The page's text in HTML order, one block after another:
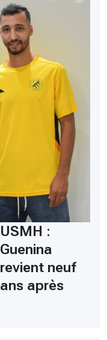
USMH :
Guenina
revient neuf
ans après